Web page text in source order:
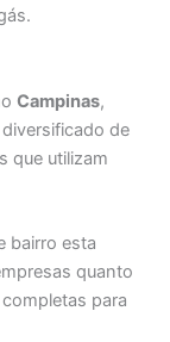
Campinas,
de
que utilizam
bairro esta
quanto
para